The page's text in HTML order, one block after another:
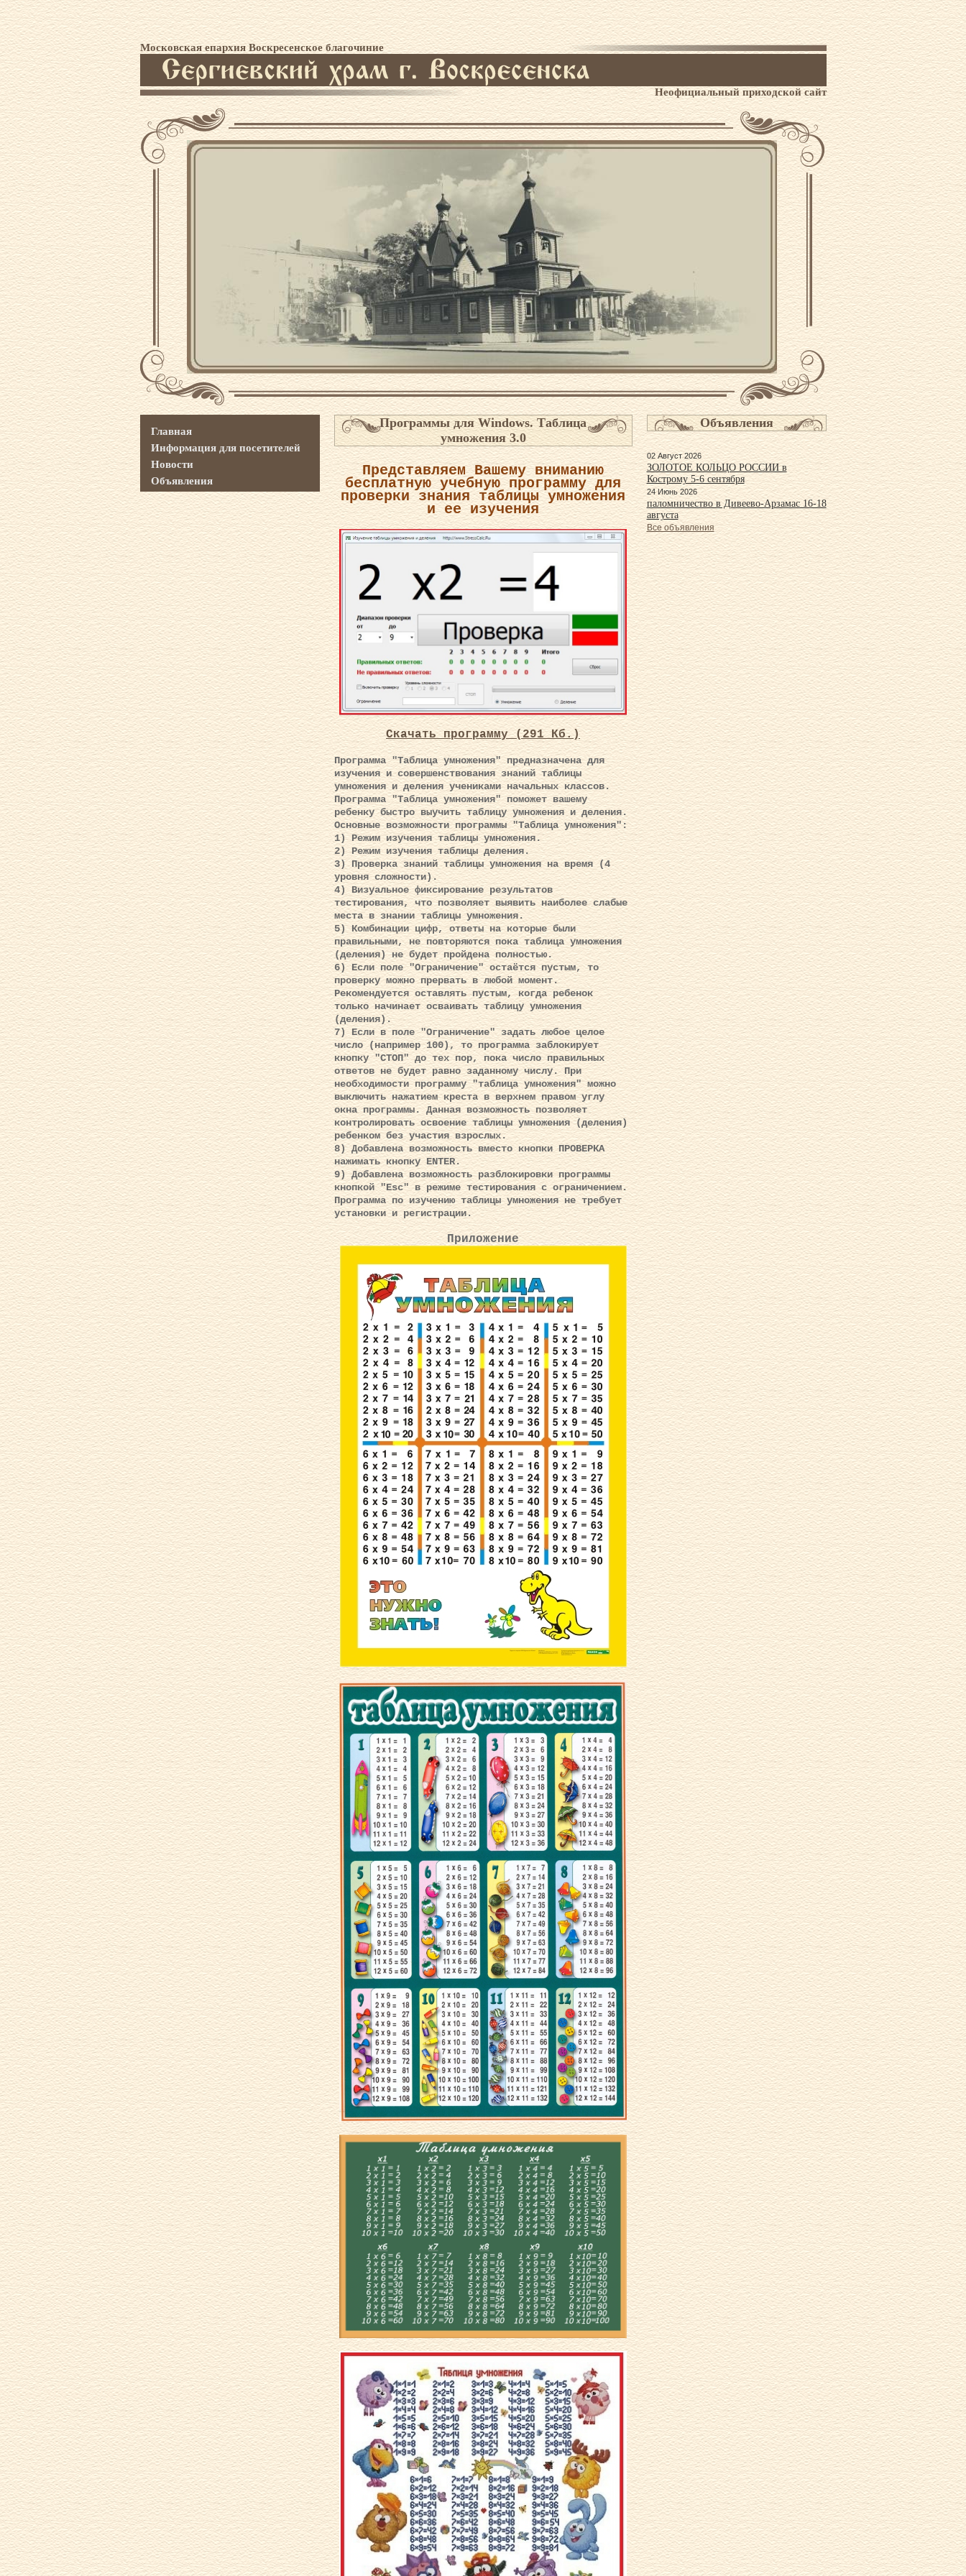
Московская епархия Воскресенское благочиние
Неофициальный приходской сайт
Программы для Windows. Таблица
умножения 3.0
Представляем Вашему вниманию
бесплатную учебную программу для
проверки знаниятаблицы умножения
и ееизучения
Скачать программу (291 Кб.)
Программа "Таблица умножения" предназначена для
изучения и совершенствования знаний таблицы
умножения и деления учениками начальных классов.
Программа "Таблица умножения" поможет вашему
ребенку быстро выучить таблицу умножения и деления.
Основные возможности программы "Таблица умножения":
1) Режим изучения таблицы умножения.
2) Режим изучения таблицы деления.
3) Проверка знаний таблицы умножения на время (4
уровня сложности).
4) Визуальное фиксирование результатов
тестирования, что позволяет выявить наиболее слабые
места в знании таблицы умножения.
5) Комбинации цифр, ответы на которые были
правильными, не повторяются пока таблица умножения
(деления) не будет пройдена полностью.
6) Если поле "Ограничение" остаётся пустым, то
проверку можно прервать в любой момент.
Рекомендуется оставлять пустым, когда ребенок
только начинает осваивать таблицу умножения
(деления).
7) Если в поле "Ограничение" задать любое целое
число (например 100), то программа заблокирует
кнопку "СТОП" до тех пор, пока число правильных
ответов не будет равно заданному числу. При
необходимости программу "таблица умножения" можно
выключить нажатием креста в верхнем правом углу
окна программы. Данная возможность позволяет
контролировать освоение таблицы умножения (деления)
ребенком без участия взрослых.
8) Добавлена возможность вместо кнопки ПРОВЕРКА
нажимать кнопку ENTER.
9) Добавлена возможность разблокировки программы
кнопкой "Esc" в режиме тестирования с ограничением.
Программа по изучению таблицы умножения не требует
установки и регистрации.
Приложение
Главная
Информация для посетителей
Новости
Объявления
Объявления
02 Август 2026
ЗОЛОТОЕ КОЛЬЦО РОССИИ в
Кострому 5-6 сентября
24 Июнь 2026
паломничество в Дивеево-Арзамас 16-18
августа
Все объявления